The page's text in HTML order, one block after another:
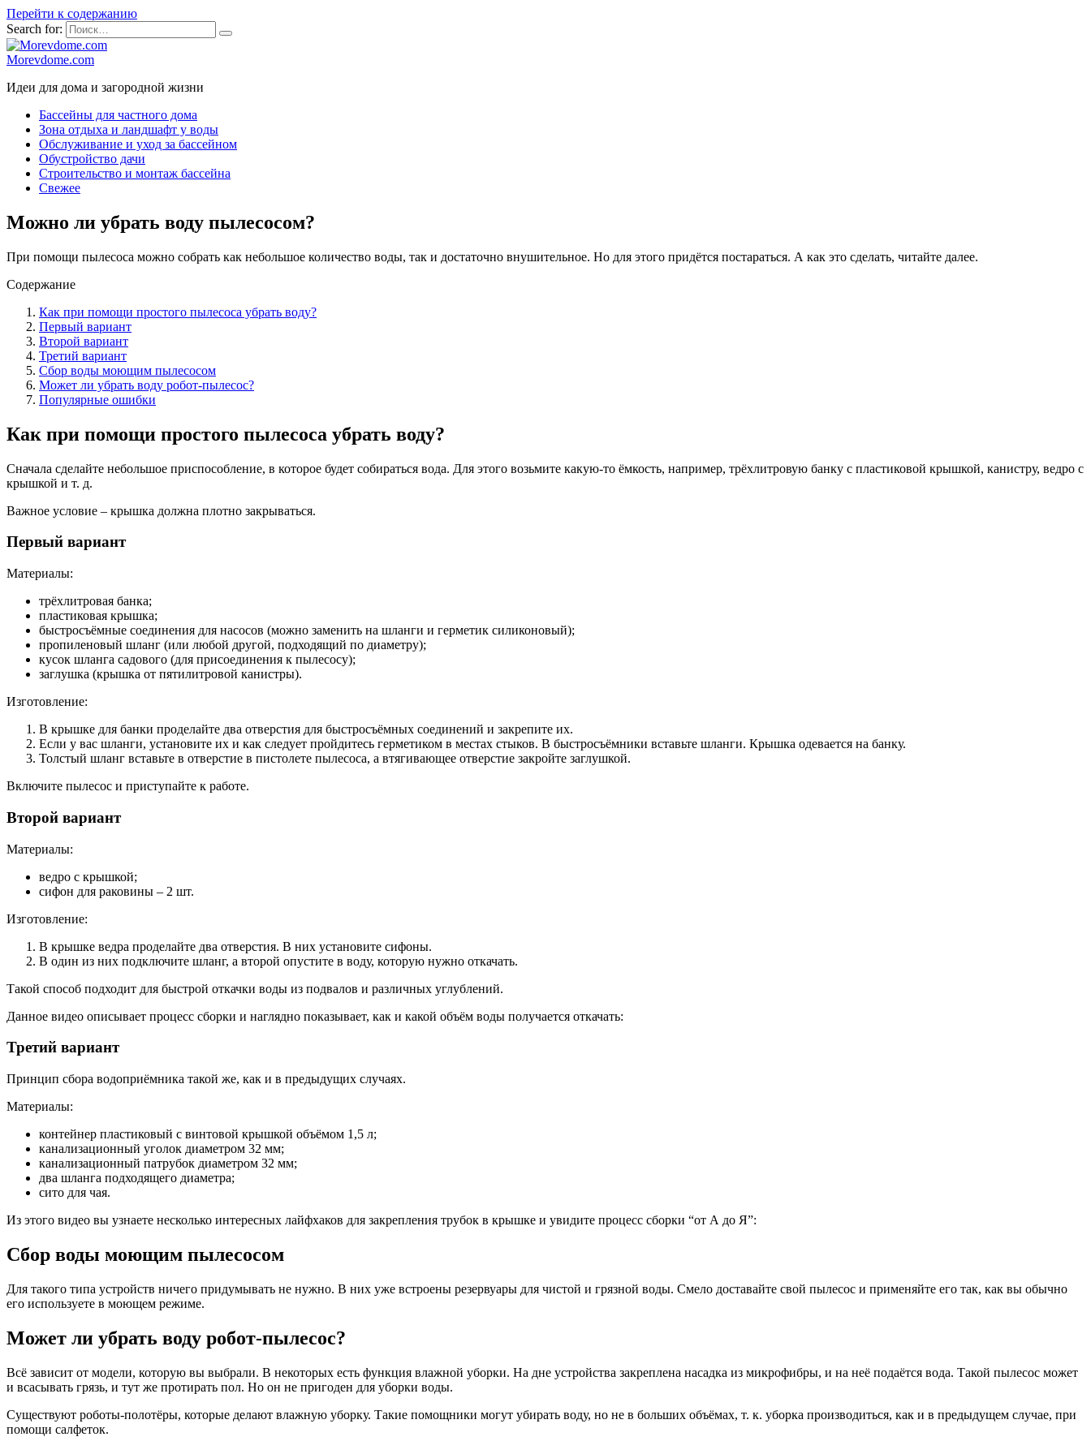
Перейти к содержанию
Search for:
Morevdome.com
Идеи для дома и загородной жизни
Бассейны для частного дома
Зона отдыха и ландшафт у воды
Обслуживание и уход за бассейном
Обустройство дачи
Строительство и монтаж бассейна
Свежее
Можно ли убрать воду пылесосом?
При помощи пылесоса можно собрать как небольшое количество воды, так и достаточно внушительное. Но для этого придётся постараться. А как это сделать, читайте далее.
Содержание
Как при помощи простого пылесоса убрать воду?
Первый вариант
Второй вариант
Третий вариант
Сбор воды моющим пылесосом
Может ли убрать воду робот-пылесос?
Популярные ошибки
Как при помощи простого пылесоса убрать воду?
Сначала сделайте небольшое приспособление, в которое будет собираться вода. Для этого возьмите какую-то ёмкость, например, трёхлитровую банку с пластиковой крышкой, канистру, ведро с
крышкой и т. д.
Важное условие – крышка должна плотно закрываться.
Первый вариант
Материалы:
трёхлитровая банка;
пластиковая крышка;
быстросъёмные соединения для насосов (можно заменить на шланги и герметик силиконовый);
пропиленовый шланг (или любой другой, подходящий по диаметру);
кусок шланга садового (для присоединения к пылесосу);
заглушка (крышка от пятилитровой канистры).
Изготовление:
В крышке для банки проделайте два отверстия для быстросъёмных соединений и закрепите их.
Если у вас шланги, установите их и как следует пройдитесь герметиком в местах стыков. В быстросъёмники вставьте шланги. Крышка одевается на банку.
Толстый шланг вставьте в отверстие в пистолете пылесоса, а втягивающее отверстие закройте заглушкой.
Включите пылесос и приступайте к работе.
Второй вариант
Материалы:
ведро с крышкой;
сифон для раковины – 2 шт.
Изготовление:
В крышке ведра проделайте два отверстия. В них установите сифоны.
В один из них подключите шланг, а второй опустите в воду, которую нужно откачать.
Такой способ подходит для быстрой откачки воды из подвалов и различных углублений.
Данное видео описывает процесс сборки и наглядно показывает, как и какой объём воды получается откачать:
Третий вариант
Принцип сбора водоприёмника такой же, как и в предыдущих случаях.
Материалы:
контейнер пластиковый с винтовой крышкой объёмом 1,5 л;
канализационный уголок диаметром 32 мм;
канализационный патрубок диаметром 32 мм;
два шланга подходящего диаметра;
сито для чая.
Из этого видео вы узнаете несколько интересных лайфхаков для закрепления трубок в крышке и увидите процесс сборки “от А до Я”:
Сбор воды моющим пылесосом
Для такого типа устройств ничего придумывать не нужно. В них уже встроены резервуары для чистой и грязной воды. Смело доставайте свой пылесос и применяйте его так, как вы обычно
его используете в моющем режиме.
Может ли убрать воду робот-пылесос?
Всё зависит от модели, которую вы выбрали. В некоторых есть функция влажной уборки. На дне устройства закреплена насадка из микрофибры, и на неё подаётся вода. Такой пылесос может
и всасывать грязь, и тут же протирать пол. Но он не пригоден для уборки воды.
Существуют роботы-полотёры, которые делают влажную уборку. Такие помощники могут убирать воду, но не в больших объёмах, т. к. уборка производиться, как и в предыдущем случае, при
помощи салфеток.